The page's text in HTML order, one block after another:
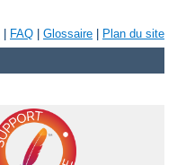
FAQ Glossaire Plan du site